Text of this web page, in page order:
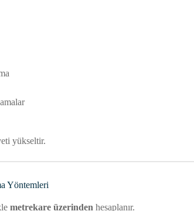
yükseltir.
Yöntemleri
metrekare üzerinden hesaplanır.